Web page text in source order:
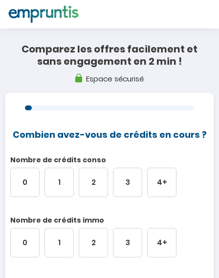
Comparez les offresfacilement et
sans engagement en 2 min !
Espace sécurisé
Combien avez-vous de crédits en cours ?
Nombre de crédits conso
0 1 2 3 4+
Nombre de crédits immo
0 1 2 3 4+